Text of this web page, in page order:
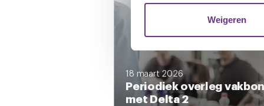
websiteverkeer te
media, adverteren en
U kunt uw toestemming op
cookie-instellingenicoontje
Weigeren
18 maart 2026
Periodiek overleg
met Delta 2